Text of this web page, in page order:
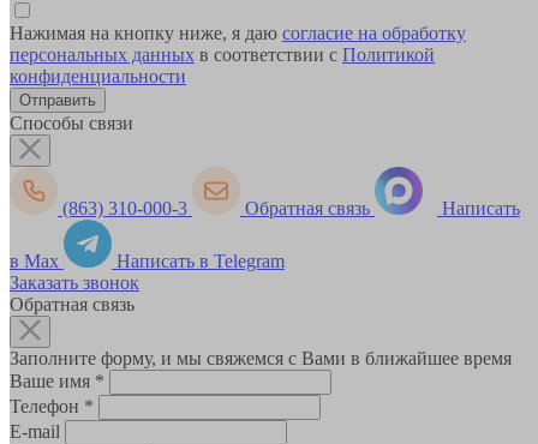
Нажимая на кнопку ниже, я даю согласие на обработку
персональных данных в соответствии с Политикой
конфиденциальности
Способы связи
(863) 310-000-3 Обратная связь Написать
в Max
Написать в Telegram
Заказать звонок
Обратная связь
Заполните форму, и мы свяжемся с Вами в ближайшее время
Ваше имя *
Телефон *
E-mail